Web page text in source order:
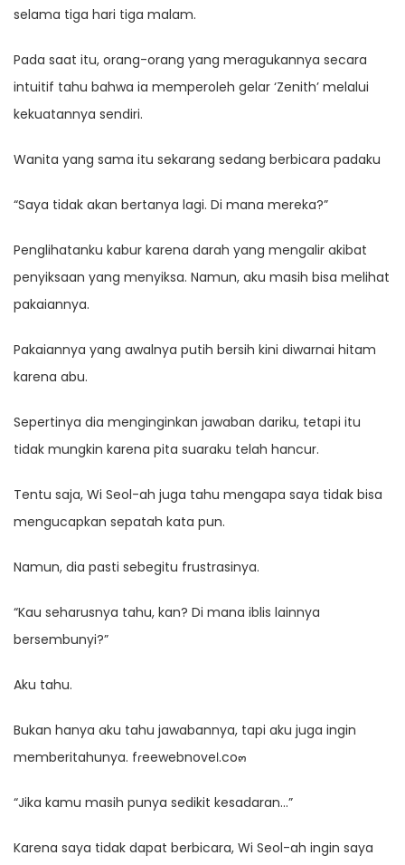
selama tiga hari tiga malam.
Pada saat itu, orang-orang yang meragukannya secara
intuitif tahu bahwa ia memperoleh gelar ‘Zenith’ melalui
kekuatannya sendiri.
Wanita yang sama itu sekarang sedang berbicara padaku
“Saya tidak akan bertanya lagi. Di mana mereka?”
Penglihatanku kabur karena darah yang mengalir akibat
penyiksaan yang menyiksa. Namun, aku masih bisa melihat
pakaiannya.
Pakaiannya yang awalnya putih bersih kini diwarnai hitam
karena abu.
Sepertinya dia menginginkan jawaban dariku, tetapi itu
tidak mungkin karena pita suaraku telah hancur.
Tentu saja, Wi Seol-ah juga tahu mengapa saya tidak bisa
mengucapkan sepatah kata pun.
Namun, dia pasti sebegitu frustrasinya.
“Kau seharusnya tahu, kan? Di mana iblis lainnya
bersembunyi?”
Aku tahu.
Bukan hanya aku tahu jawabannya, tapi aku juga ingin
memberitahunya. fɾeewebnoveℓ.co๓
“Jika kamu masih punya sedikit kesadaran…”
Karena saya tidak dapat berbicara, Wi Seol-ah ingin saya